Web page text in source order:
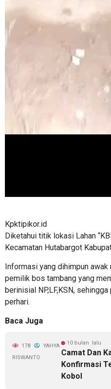
Kpktipikor.id
Diketahui titik lokasi Lahan
Kecamatan Hutabargot
Informasi yang dihimpun
pemilik bos tambang yang
berinisial NP,LF,KSN,
perhari.
Baca Juga
10 bulan lalu
Camat Dan
Konfirmasi
Kobol
178
YAHYA
RISWANTO